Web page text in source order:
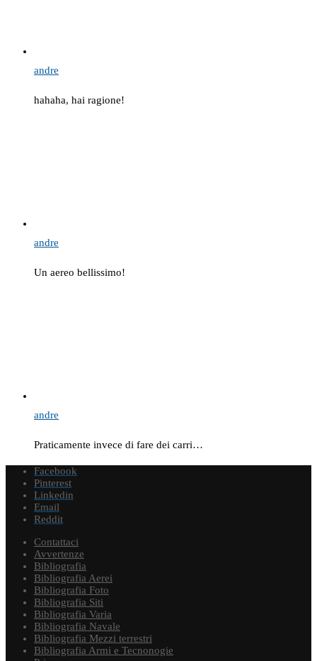
andre
hahaha, hai ragione!
andre
Un aereo bellissimo!
andre
Praticamente invece di fare dei carri…
Facebook
Pinterest
Linkedin
Email
Reddit
Contattaci
Avvertenze
Bibliografia
Bibliografia Aerei
Bibliografia Foto
Bibliografia Siti
Bibliografia Varia
Bibliografia Navale
Bibliografia Mezzi terrestri
Bibliografia Armi e Tecnonogie